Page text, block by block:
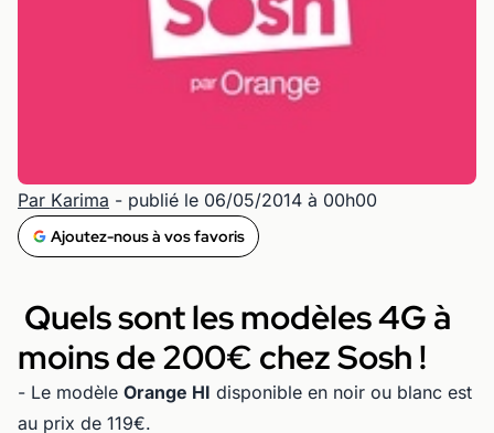
Par Karima - publié le 06/05/2014 à 00h00
Ajoutez-nous à vos favoris
Quels sont les modèles 4G à
moins de 200€ chez Sosh !
- Le modèle Orange HI disponible en noir ou blanc est
au prix de 119€.